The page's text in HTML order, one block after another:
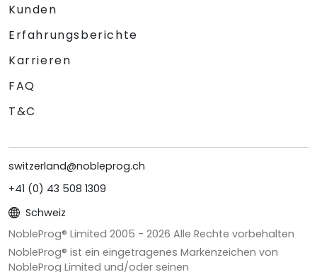
Kunden
Erfahrungsberichte
Karrieren
FAQ
T&C
switzerland@nobleprog.ch
+41 (0) 43 508 1309
Schweiz
NobleProg® Limited 2005 - 2026 Alle Rechte vorbehalten
NobleProg® ist ein eingetragenes Markenzeichen von
NobleProg Limited und/oder seinen